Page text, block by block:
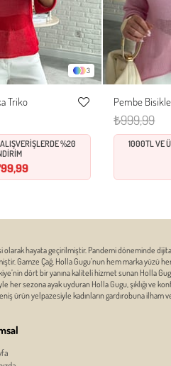
3
Triko
Favorilere
%20
Pembe
₺999,99
1000TL VE
olarak hayata geçirilmiştir. Pandemi döneminde
Gamze Çağ, Holla Gugu’nun hem marka yüzü
dört bir yanına kaliteli hizmet sunan Holla
her sezona ayak uyduran Holla Gugu, şıklığı ve
ürün yelpazesiyle kadınların gardırobuna ilham